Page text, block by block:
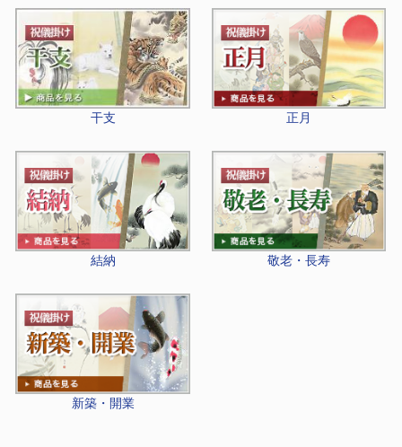
干支 正月
結納 敬老・長寿
新築・開業